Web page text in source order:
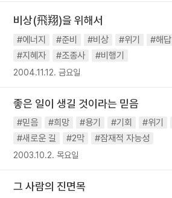
비상(飛翔)을 위해서
#에너지 #준비 #비상 #위기 #해답
#지혜자
#조종사 #비행기
2004.11.12. 금요일
좋은 일이 생길 것이라는 믿음
#믿음 #희망 #용기 #기회 #위기
#새로운 길
#2막 #잠재적 자능성
2003.10.2. 목요일
그 사람의 진면목